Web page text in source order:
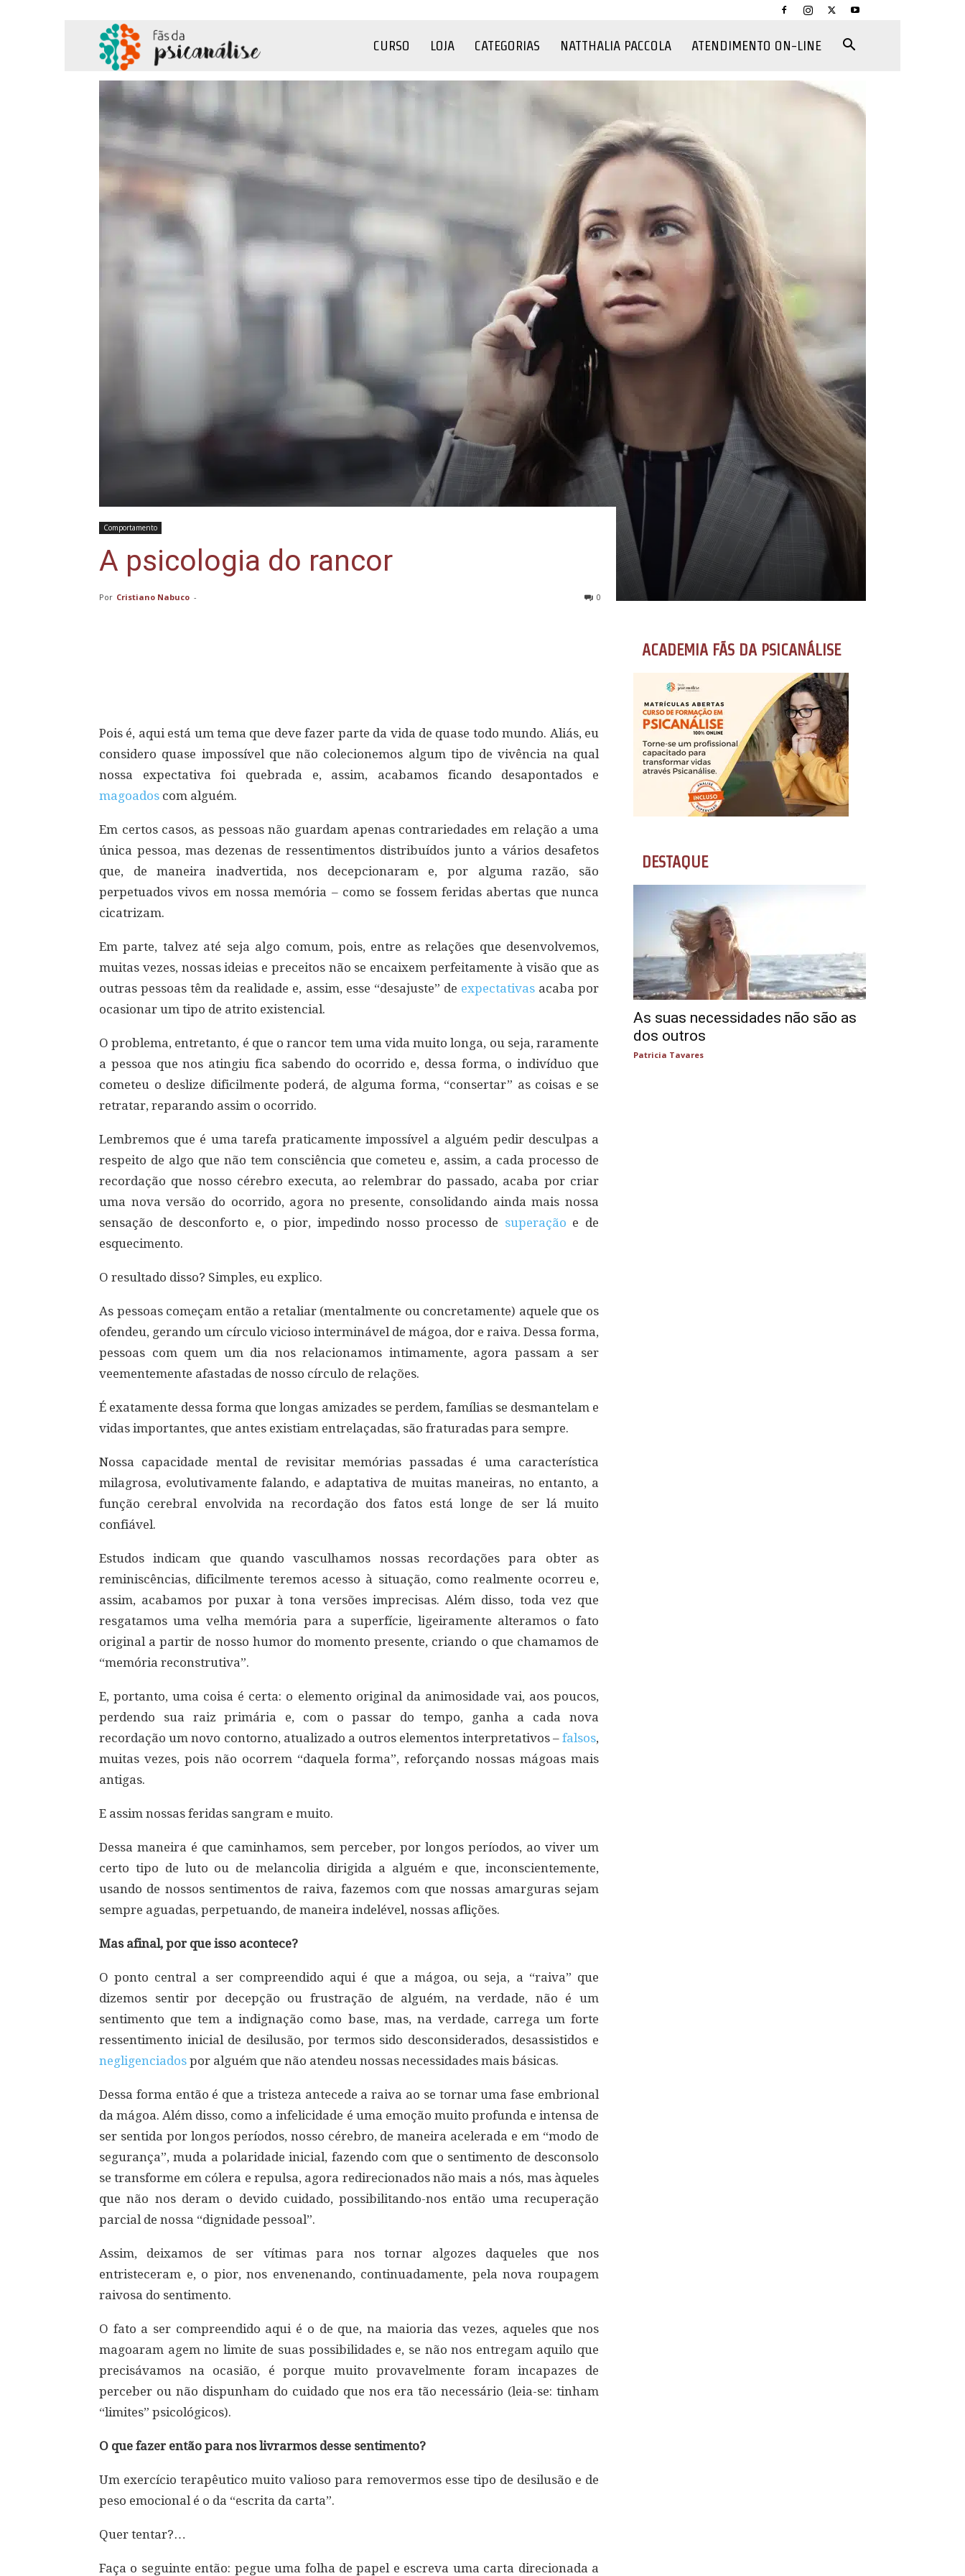
Psicanálise
CURSO LOJA CATEGORIAS NATTHALIA PACCOLA ATENDIMENTO ON-LINE
Comportamento
A psicologia do rancor
Por Cristiano Nabuco - 0
Pois é, aqui está um tema que deve fazer parte da vida de quase todo mundo. Aliás, eu
considero quase impossível que não colecionemos algum tipo de vivência na qual
nossa expectativa foi quebrada e, assim, acabamos ficando desapontados e
magoados com alguém.
Em certos casos, as pessoas não guardam apenas contrariedades em relação a uma
única pessoa, mas dezenas de ressentimentos distribuídos junto a vários desafetos
que, de maneira inadvertida, nos decepcionaram e, por alguma razão, são
perpetuados vivos em nossa memória – como se fossem feridas abertas que nunca
cicatrizam.
Em parte, talvez até seja algo comum, pois, entre as relações que desenvolvemos,
muitas vezes, nossas ideias e preceitos não se encaixem perfeitamente à visão que as
outras pessoas têm da realidade e, assim, esse “desajuste” de expectativasacaba por
ocasionar um tipo de atrito existencial.
O problema, entretanto, é que o rancor tem uma vida muito longa, ou seja, raramente
a pessoa que nos atingiu fica sabendo do ocorrido e, dessa forma, o indivíduo que
cometeu o deslize dificilmente poderá, de alguma forma, “consertar” as coisas e se
retratar, reparando assim o ocorrido.
Lembremos que é uma tarefa praticamente impossível a alguém pedir desculpas a
respeito de algo que não tem consciência que cometeu e, assim, a cada processo de
recordação que nosso cérebro executa, ao relembrar do passado, acaba por criar
uma nova versão do ocorrido, agora no presente, consolidando ainda mais nossa
sensação de desconforto e, o pior, impedindo nosso processo de superação e de
esquecimento.
O resultado disso? Simples, eu explico.
As pessoas começam então a retaliar (mentalmente ou concretamente) aquele que os
ofendeu, gerando um círculo vicioso interminável de mágoa, dor e raiva. Dessa forma,
pessoas com quem um dia nos relacionamos intimamente, agora passam a ser
veementemente afastadas de nosso círculo de relações.
É exatamente dessa forma que longas amizades se perdem, famílias se desmantelam e
vidas importantes, que antes existiam entrelaçadas, são fraturadas para sempre.
Nossa capacidade mental de revisitar memórias passadas é uma característica
milagrosa, evolutivamente falando, e adaptativa de muitas maneiras, no entanto, a
função cerebral envolvida na recordação dos fatos está longe de ser lá muito
confiável.
Estudos indicam que quando vasculhamos nossas recordações para obter as
reminiscências, dificilmente teremos acesso à situação, como realmente ocorreu e,
assim, acabamos por puxar à tona versões imprecisas. Além disso, toda vez que
resgatamos uma velha memória para a superfície, ligeiramente alteramos o fato
original a partir de nosso humor do momento presente, criando o que chamamos de
“memória reconstrutiva”.
E, portanto, uma coisa é certa: o elemento original da animosidade vai, aos poucos,
perdendo sua raiz primária e, com o passar do tempo, ganha a cada nova
recordação um novo contorno, atualizado a outros elementos interpretativos – falsos,
muitas vezes, pois não ocorrem “daquela forma”, reforçando nossas mágoas mais
antigas.
E assim nossas feridas sangram e muito.
Dessa maneira é que caminhamos, sem perceber, por longos períodos, ao viver um
certo tipo de luto ou de melancolia dirigida a alguém e que, inconscientemente,
usando de nossos sentimentos de raiva, fazemos com que nossas amarguras sejam
sempre aguadas, perpetuando, de maneira indelével, nossas aflições.
Mas afinal, por que isso acontece?
O ponto central a ser compreendido aqui é que a mágoa, ou seja, a “raiva” que
dizemos sentir por decepção ou frustração de alguém, na verdade, não é um
sentimento que tem a indignação como base, mas, na verdade, carrega um forte
ressentimento inicial de desilusão, por termos sido desconsiderados, desassistidos e
negligenciados por alguém que não atendeu nossas necessidades mais básicas.
Dessa forma então é que a tristeza antecede a raiva ao se tornar uma fase embrional
da mágoa. Além disso, como a infelicidade é uma emoção muito profunda e intensa de
ser sentida por longos períodos, nosso cérebro, de maneira acelerada e em “modo de
segurança”, muda a polaridade inicial, fazendo com que o sentimento de desconsolo
se transforme em cólera e repulsa, agora redirecionados não mais a nós, mas àqueles
que não nos deram o devido cuidado, possibilitando-nos então uma recuperação
parcial de nossa “dignidade pessoal”.
Assim, deixamos de ser vítimas para nos tornar algozes daqueles que nos
entristeceram e, o pior, nos envenenando, continuadamente, pela nova roupagem
raivosa do sentimento.
O fato a ser compreendido aqui é o de que, na maioria das vezes, aqueles que nos
magoaram agem no limite de suas possibilidades e, se não nos entregam aquilo que
precisávamos na ocasião, é porque muito provavelmente foram incapazes de
perceber ou não dispunham do cuidado que nos era tão necessário (leia-se: tinham
“limites” psicológicos).
O que fazer então para nos livrarmos desse sentimento?
Um exercício terapêutico muito valioso para removermos esse tipo de desilusão e de
peso emocional é o da “escrita da carta”.
Quer tentar?…
Faça o seguinte então: pegue uma folha de papel e escreva uma carta direcionada a
ACADEMIA FÃS DA PSICANÁLISE
DESTAQUE
As suas necessidades não são as
dos outros
Patricia Tavares